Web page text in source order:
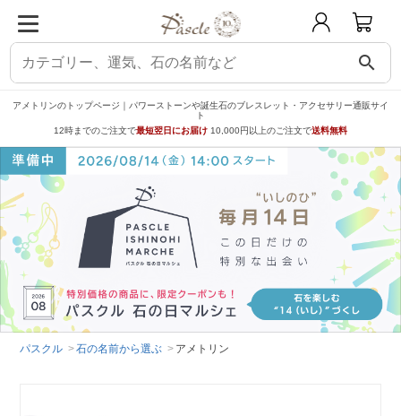
search
アメトリンのトップページ｜パワーストーンや誕生石のブレスレット・アクセサリー通販サイ
ト
12時までのご注文で最短翌日にお届け 10,000円以上のご注文で送料無料
パスクル 石の名前から選ぶ アメトリン